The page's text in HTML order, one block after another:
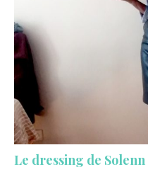
Le dressing de Solenn